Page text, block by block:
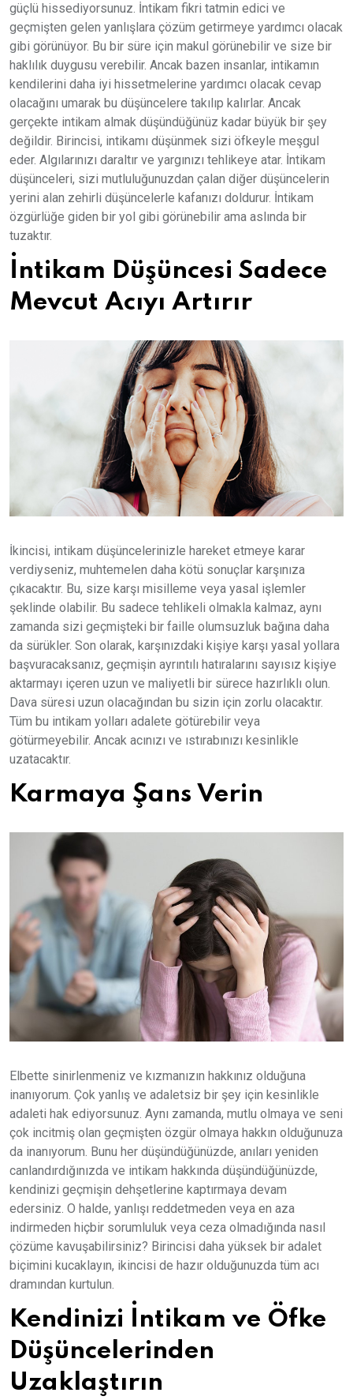
güçlü hissediyorsunuz. İntikam fikri tatmin edici ve
geçmişten gelen yanlışlara çözüm getirmeye yardımcı olacak
gibi görünüyor. Bu bir süre için makul görünebilir ve size bir
haklılık duygusu verebilir. Ancak bazen insanlar, intikamın
kendilerini daha iyi hissetmelerine yardımcı olacak cevap
olacağını umarak bu düşüncelere takılıp kalırlar. Ancak
gerçekte intikam almak düşündüğünüz kadar büyük bir şey
değildir. Birincisi, intikamı düşünmek sizi öfkeyle meşgul
eder. Algılarınızı daraltır ve yargınızı tehlikeye atar. İntikam
düşünceleri, sizi mutluluğunuzdan çalan diğer düşüncelerin
yerini alan zehirli düşüncelerle kafanızı doldurur. İntikam
özgürlüğe giden bir yol gibi görünebilir ama aslında bir
tuzaktır.
İntikam Düşüncesi Sadece
Mevcut Acıyı Artırır
İkincisi, intikam düşüncelerinizle hareket etmeye karar
verdiyseniz, muhtemelen daha kötü sonuçlar karşınıza
çıkacaktır. Bu, size karşı misilleme veya yasal işlemler
şeklinde olabilir. Bu sadece tehlikeli olmakla kalmaz, aynı
zamanda sizi geçmişteki bir faille olumsuzluk bağına daha
da sürükler. Son olarak, karşınızdaki kişiye karşı yasal yollara
başvuracaksanız, geçmişin ayrıntılı hatıralarını sayısız kişiye
aktarmayı içeren uzun ve maliyetli bir sürece hazırlıklı olun.
Dava süresi uzun olacağından bu sizin için zorlu olacaktır.
Tüm bu intikam yolları adalete götürebilir veya
götürmeyebilir. Ancak acınızı ve ıstırabınızı kesinlikle
uzatacaktır.
Karmaya Şans Verin
Elbette sinirlenmeniz ve kızmanızın hakkınız olduğuna
inanıyorum. Çok yanlış ve adaletsiz bir şey için kesinlikle
adaleti hak ediyorsunuz. Aynı zamanda, mutlu olmaya ve seni
çok incitmiş olan geçmişten özgür olmaya hakkın olduğunuza
da inanıyorum. Bunu her düşündüğünüzde, anıları yeniden
canlandırdığınızda ve intikam hakkında düşündüğünüzde,
kendinizi geçmişin dehşetlerine kaptırmaya devam
edersiniz. O halde, yanlışı reddetmeden veya en aza
indirmeden hiçbir sorumluluk veya ceza olmadığında nasıl
çözüme kavuşabilirsiniz? Birincisi daha yüksek bir adalet
biçimini kucaklayın, ikincisi de hazır olduğunuzda tüm acı
dramından kurtulun.
Kendinizi İntikam ve Öfke
Düşüncelerinden
Uzaklaştırın